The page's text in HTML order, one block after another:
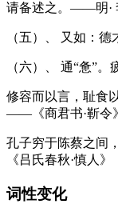
请备述之。——明·
（五）、 又如：
（六）、 通“惫”。
修容而以言，耻食
——《商君书·靳令》
孔子穷于陈蔡之间
《吕氏春秋·慎人》
词性变化